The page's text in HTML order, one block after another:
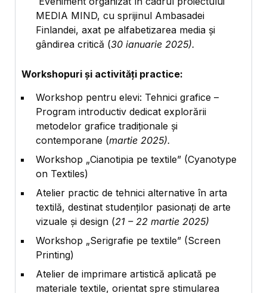
MEDIA MIND, cu sprijinul Ambasadei
Finlandei, axat pe alfabetizarea media și
gândirea critică (30 ianuarie 2025).
Workshopuri și activități practice:
Workshop pentru elevi: Tehnici grafice –
Program introductiv dedicat explorării
metodelor grafice tradiționale și
contemporane (martie 2025).
Workshop „Cianotipia pe textile” (Cyanotype
on Textiles)
Atelier practic de tehnici alternative în arta
textilă, destinat studenților pasionați de arte
vizuale și design (21 – 22 martie 2025)
Workshop „Serigrafie pe textile” (Screen
Printing)
Atelier de imprimare artistică aplicată pe
materiale textile, orientat spre stimularea